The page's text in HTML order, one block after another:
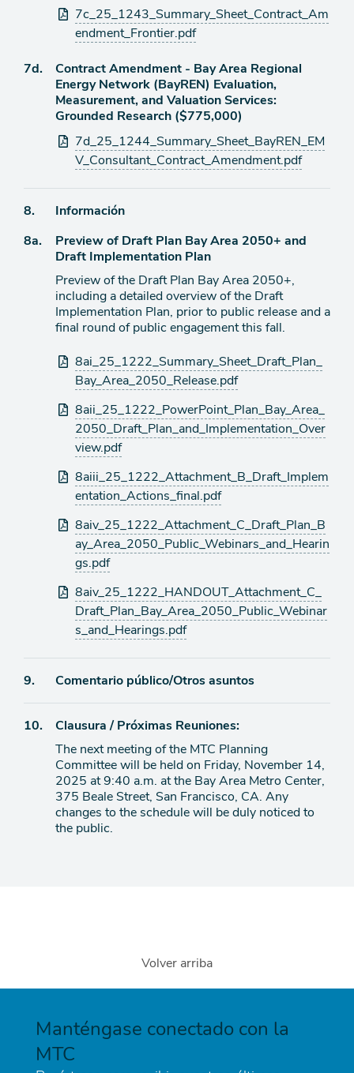
agendaArchivos
adjuntos
7c_25_1243_Summary_Sheet_Contract_Am
endment_Frontier.pdf
Ítem
agenda
7d.
Contract Amendment - Bay Area Regional
Energy Network (BayREN) Evaluation,
Measurement, and Valuation Services:
Grounded Research ($775,000)
Archivos
adjuntos
7d_25_1244_Summary_Sheet_BayREN_EM
V_Consultant_Contract_Amendment.pdf
Ítem
de
agenda
8.
Información
Ítem
agenda
8a.
Preview of Draft Plan Bay Area 2050+ and
Draft Implementation Plan
Preview of the Draft Plan Bay Area 2050+,
including a detailed overview of the Draft
Implementation Plan, prior to public release and a
final round of public engagement this fall.
Archivos
adjuntos
8ai_25_1222_Summary_Sheet_Draft_Plan_
Bay_Area_2050_Release.pdf
8aii_25_1222_PowerPoint_Plan_Bay_Area_
2050_Draft_Plan_and_Implementation_Over
view.pdf
8aiii_25_1222_Attachment_B_Draft_Implem
entation_Actions_final.pdf
8aiv_25_1222_Attachment_C_Draft_Plan_B
ay_Area_2050_Public_Webinars_and_Hearin
gs.pdf
8aiv_25_1222_HANDOUT_Attachment_C_
Draft_Plan_Bay_Area_2050_Public_Webinar
s_and_Hearings.pdf
Ítem
agenda
9. Comentario público/Otros asuntos
Ítem
agenda
10.
Clausura / Próximas Reuniones:
The next meeting of the MTC Planning
Committee will be held on Friday, November 14,
2025 at 9:40 a.m. at the Bay Area Metro Center,
375 Beale Street, San Francisco, CA. Any
changes to the schedule will be duly noticed to
the public.
Volver arriba
Manténgase conectado con la
MTC